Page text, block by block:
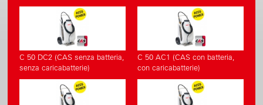
C 50 DC2 (CAS senza batteria,
senza caricabatterie)
C 50 AC1 (CAS con batteria,
con caricabatterie)